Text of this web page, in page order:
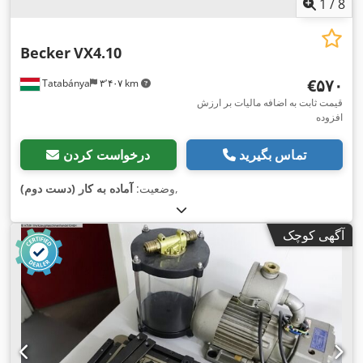
1 /8
Tatabánya ۳٬۴۰۷ km
BeckerVX4.10
‎€۵۷۰
قیمت ثابت به اضافه مالیات بر ارزش
افزوده
درخواست کردن تماس بگیرید
وضعیت:آماده به کار (دست دوم) ,
آگهی کوچک